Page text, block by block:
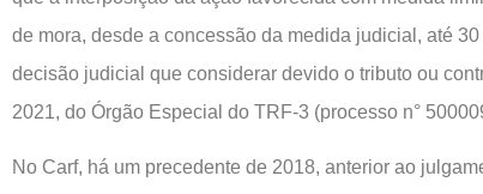
de mora, desde a concessão da medida judicial, até
decisão judicial que considerar devido o tributo ou
2021, do Órgão Especial do TRF-3 (processo n°
No Carf, há um precedente de 2018, anterior ao